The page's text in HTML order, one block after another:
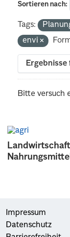
Sortieren nach
Tags:
envi
Bitte versuch
Impressum
Datenschutz